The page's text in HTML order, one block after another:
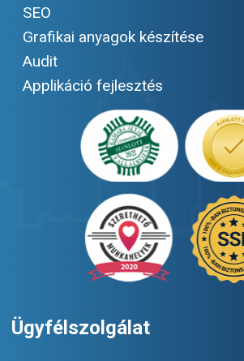
SEO
Grafikai anyagok készítése
Audit
Applikáció fejlesztés
Ügyfélszolgálat